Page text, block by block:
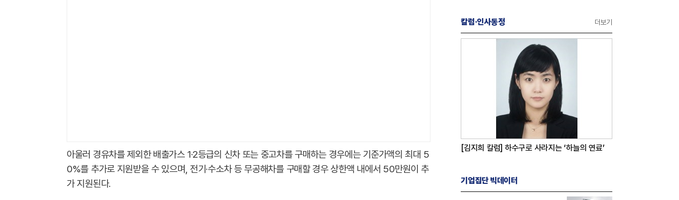
아울러 경유차를 제외한 배출가스 1·2등급의 신차 또는 중고차를 구매하는 경우에는 기준가액의 최대 5
0%를 추가로 지원받을 수 있으며, 전기·수소차 등 무공해차를 구매할 경우 상한액 내에서 50만원이 추
가 지원된다.
칼럼·인사동정 더보기
[김지희 칼럼] 하수구로 사라지는 ‘하늘의 연료’
기업집단 빅데이터